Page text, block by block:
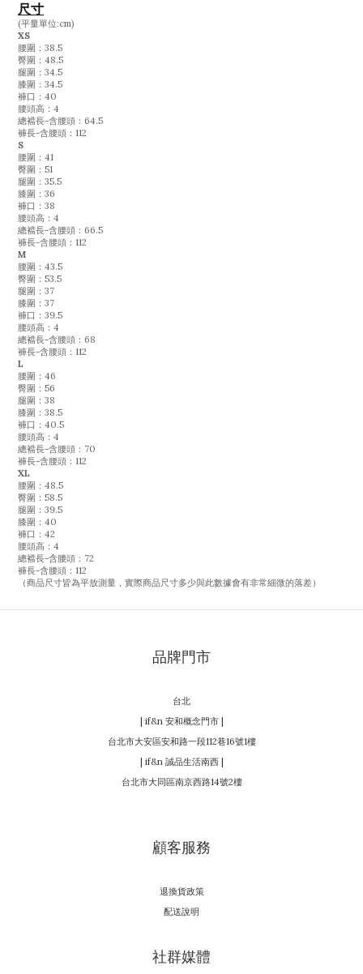
尺寸
(平量單位:cm)
XS
腰圍：38.5
臀圍：48.5
腿圍：34.5
膝圍：34.5
褲口：40
腰頭高：4
總襠長-含腰頭：64.5
褲長-含腰頭：112
S
腰圍：41
臀圍：51
腿圍：35.5
膝圍：36
褲口：38
腰頭高：4
總襠長-含腰頭：66.5
褲長-含腰頭：112
M
腰圍：43.5
臀圍：53.5
腿圍：37
膝圍：37
褲口：39.5
腰頭高：4
總襠長-含腰頭：68
褲長-含腰頭：112
L
腰圍：46
臀圍：56
腿圍：38
膝圍：38.5
褲口：40.5
腰頭高：4
總襠長-含腰頭：70
褲長-含腰頭：112
XL
腰圍：48.5
臀圍：58.5
腿圍：39.5
膝圍：40
褲口：42
腰頭高：4
總襠長-含腰頭：72
褲長-含腰頭：112
（商品尺寸皆為平放測量，實際商品尺寸多少與此數據會有非常細微的落差）
品牌門市
台北
| if&n 安和概念門市 |
台北市大安區安和路一段112巷16號1樓
| if&n 誠品生活南西 |
台北市大同區南京西路14號2樓
顧客服務
退換貨政策
配送說明
社群媒體